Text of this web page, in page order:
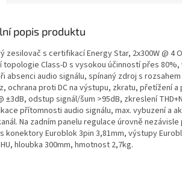
popis produktu
zesilovač s certifikací Energy Star, 2x300W @ 4
topologie Class-D s vysokou účinností přes
absenci audio signálu, spínaný zdroj s
ochrana proti DC na výstupu, zkratu, přetížení
±3dB, odstup signál/šum >95dB, zkreslení
přítomnosti audio signálu, max. vybuzení a
Na zadním panelu regulace úrovně
konektory Euroblok 3pin 3,81mm, výstupy
hloubka 300mm, hmotnost 2,7kg.